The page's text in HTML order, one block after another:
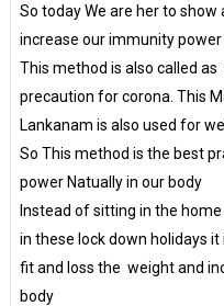
So today We are her to show
increase our immunity
This method is also called
precaution for corona. This
Lankanam is also used for
So This method is the best
power Natually in our body
Instead of sitting in the
in these lock down holidays
fit and loss the weight and
body